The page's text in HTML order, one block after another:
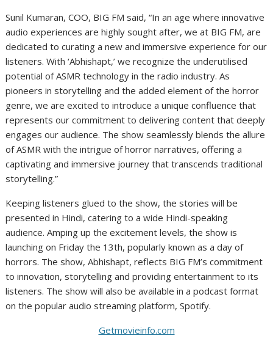
Sunil Kumaran, COO, BIG FM said, “In an age where innovative
audio experiences are highly sought after, we at BIG FM, are
dedicated to curating a new and immersive experience for our
listeners. With ‘Abhishapt,’ we recognize the underutilised
potential of ASMR technology in the radio industry. As
pioneers in storytelling and the added element of the horror
genre, we are excited to introduce a unique confluence that
represents our commitment to delivering content that deeply
engages our audience. The show seamlessly blends the allure
of ASMR with the intrigue of horror narratives, offering a
captivating and immersive journey that transcends traditional
storytelling.”
Keeping listeners glued to the show, the stories will be
presented in Hindi, catering to a wide Hindi-speaking
audience. Amping up the excitement levels, the show is
launching on Friday the 13th, popularly known as a day of
horrors. The show, Abhishapt, reflects BIG FM’s commitment
to innovation, storytelling and providing entertainment to its
listeners. The show will also be available in a podcast format
on the popular audio streaming platform, Spotify.
Getmovieinfo.com